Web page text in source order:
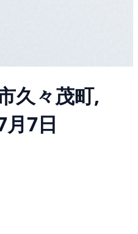
久々茂町,
月7日